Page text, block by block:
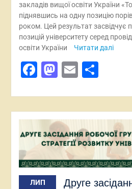
закладів вищої освіти України
піднявшись на одну позицію
роком. Цей результат засвідчує
позицій університету серед
освіти України
Читати далі
Facebook
Mastodon
Email
ЛИП
Друге